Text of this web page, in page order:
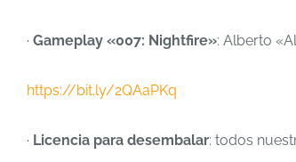
· Gameplay «007: Nightfire»: Alberto
https://bit.ly/2QAaPKq
· Licencia para desembalar: todos